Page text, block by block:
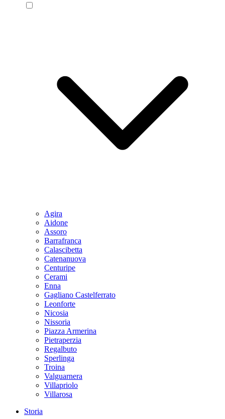
Agira
Aidone
Assoro
Barrafranca
Calascibetta
Catenanuova
Centuripe
Cerami
Enna
Gagliano Castelferrato
Leonforte
Nicosia
Nissoria
Piazza Armerina
Pietraperzia
Regalbuto
Sperlinga
Troina
Valguarnera
Villapriolo
Villarosa
Storia